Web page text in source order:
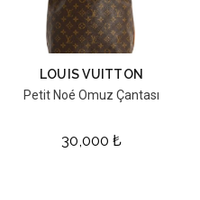
LOUIS VUITTON
Petit Noé Omuz Çantası
30,000 ₺